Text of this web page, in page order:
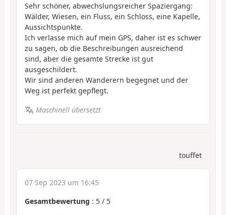
Sehr schöner, abwechslungsreicher Spaziergang:
Wälder, Wiesen, ein Fluss, ein Schloss, eine Kapelle,
Aussichtspunkte.
Ich verlasse mich auf mein GPS, daher ist es schwer
zu sagen, ob die Beschreibungen ausreichend
sind, aber die gesamte Strecke ist gut
ausgeschildert.
Wir sind anderen Wanderern begegnet und der
Weg ist perfekt gepflegt.
Maschinell übersetzt
touffet
07 Sep 2023 um 16:45
Gesamtbewertung : 5 / 5